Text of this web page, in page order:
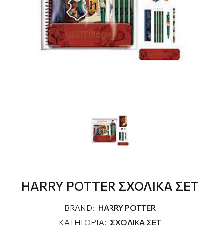
HARRY POTTER ΣΧΟΛΙΚΑ ΣΕΤ
BRAND: HARRY POTTER
ΚΑΤΗΓΟΡΙΑ: ΣΧΟΛΙΚΑ ΣΕΤ